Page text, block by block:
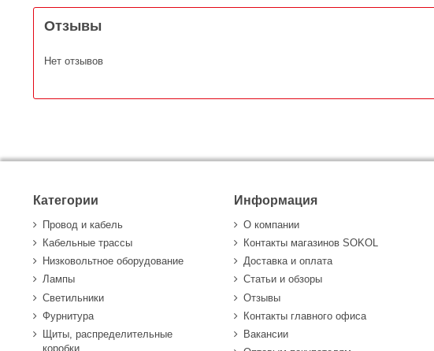
Отзывы
Нет отзывов
Категории
Провод и кабель
Кабельные трассы
Низковольтное оборудование
Лампы
Светильники
Фурнитура
Щиты, распределительные
коробки
Информация
О компании
Контакты магазинов SOKOL
Доставка и оплата
Статьи и обзоры
Отзывы
Контакты главного офиса
Вакансии